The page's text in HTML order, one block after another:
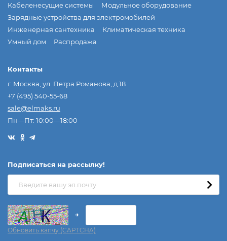
Кабеленесущие системы
Модульное оборудование
Зарядные устройства для электромобилей
Инженерная сантехника
Климатическая техника
Умный дом
Распродажа
Контакты
г. Москва, ул. Петра Романова, д.18
+7 (495) 540-55-68
sale@elmaks.ru
Пн—Пт: 10:00—18:00
Подписаться на рассылкy!
→
Обновить капчу (CAPTCHA)